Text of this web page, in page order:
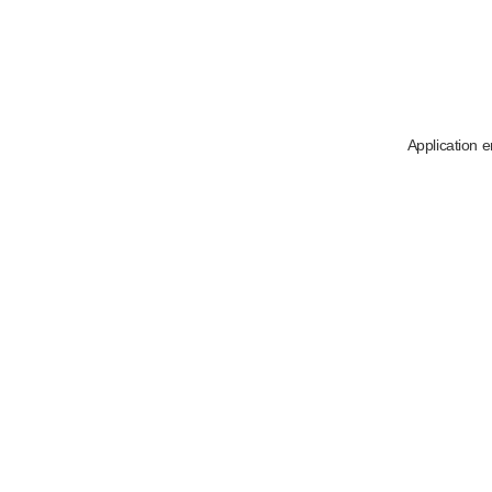
Application